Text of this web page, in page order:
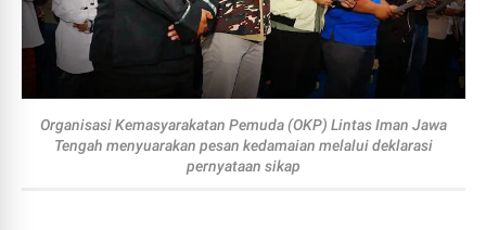
Organisasi Kemasyarakatan Pemuda (OKP) Lintas Iman Jawa
Tengah menyuarakan pesan kedamaian melalui deklarasi
pernyataan sikap